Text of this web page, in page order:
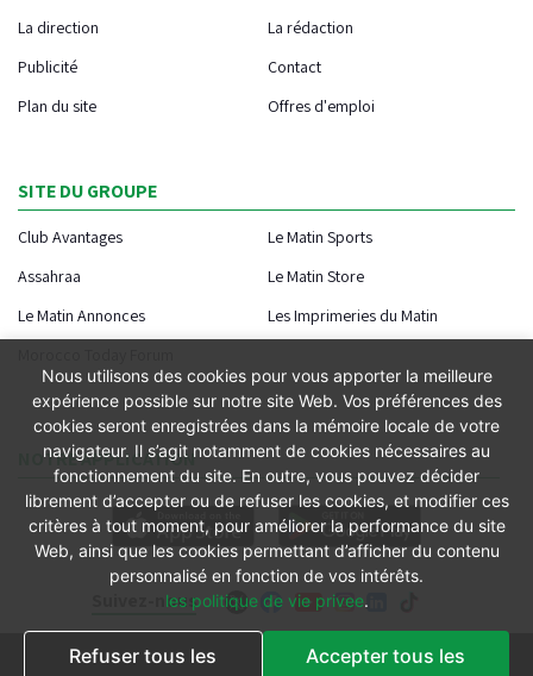
Suivez-nous
La direction
La rédaction
Publicité
Contact
Plan du site
Offres d'emploi
SITE DU GROUPE
Club Avantages
Le Matin Sports
Assahraa
Le Matin Store
Le Matin Annonces
Les Imprimeries du Matin
NOTRE APPLICATION
Conditions générales
Nous utilisons des cookies pour vous apporter la meilleure
expérience possible sur notre site Web. Vos préférences des
cookies seront enregistrées dans la mémoire locale de votre
navigateur. Il s’agit notamment de cookies nécessaires au
fonctionnement du site. En outre, vous pouvez décider
librement d’accepter ou de refuser les cookies, et modifier ces
critères à tout moment, pour améliorer la performance du site
Web, ainsi que les cookies permettant d’afficher du contenu
personnalisé en fonction de vos intérêts.
les politique de vie privee.
Refuser tous les
Accepter tous les